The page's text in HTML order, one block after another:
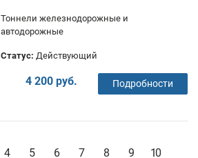
Тоннели железнодорожные и
автодорожные
Статус: Действующий
4 200 руб. Подробности
4 5 6 7 8 9 10